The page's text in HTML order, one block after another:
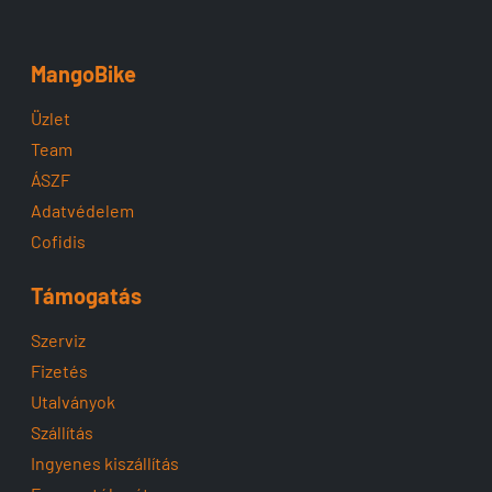
MangoBike
Üzlet
Team
ÁSZF
Adatvédelem
Cofidis
Támogatás
Szerviz
Fizetés
Utalványok
Szállítás
Ingyenes kiszállítás